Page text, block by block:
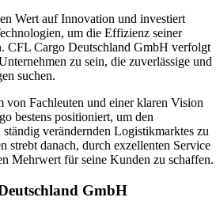
Wert auf Innovation und investiert
um die Effizienz seiner
CFL Cargo Deutschland GmbH verfolgt
zu sein, die zuverlässige und
suchen.
von Fachleuten und einer klaren Vision
bestens positioniert, um den
verändernden Logistikmarktes zu
strebt danach, durch exzellenten Service
Mehrwert für seine Kunden zu schaffen.
GmbH